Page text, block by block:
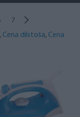
7
, Cena dilstoša, Cena